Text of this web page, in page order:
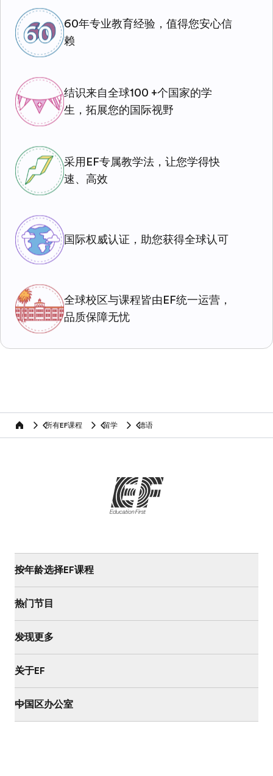
60年专业教育经验，值得您安心信
赖
结识来自全球100 +个国家的学
生，拓展您的国际视野
采用EF专属教学法，让您学得快
速、高效
国际权威认证，助您获得全球认可
全球校区与课程皆由EF统一运营，
品质保障无忧
home 所有EF课程 留学 德语
按年龄选择EF课程
热门节目
发现更多
关于EF
中国区办公室